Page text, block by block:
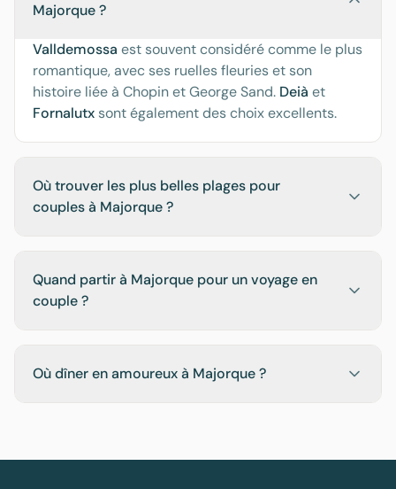
Majorque ?
Valldemossa est souvent considéré comme le plus
romantique, avec ses ruelles fleuries et son
histoire liée à Chopin et George Sand. Deià et
Fornalutx sont également des choix excellents.
Où trouver les plus belles plages pour
couples à Majorque ?
Quand partir à Majorque pour un voyage en
couple ?
Où dîner en amoureux à Majorque ?